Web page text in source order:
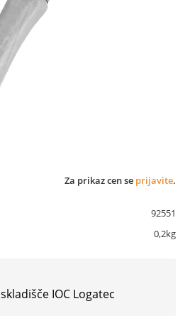
Za prikaz cen se prijavite.
92551
0,2kg
skladišče IOC Logatec